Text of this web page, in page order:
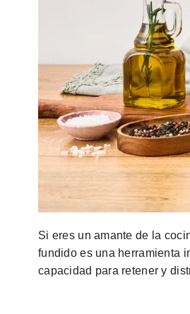
Si eres un amante de la
fundido es una herramienta
capacidad para retener y